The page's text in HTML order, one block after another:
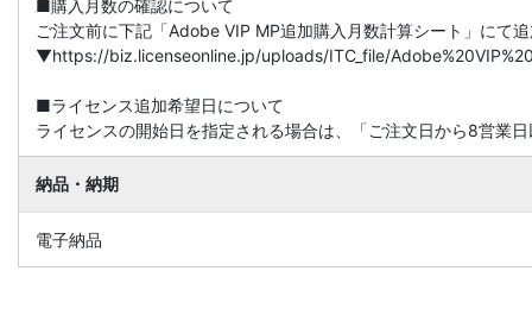
■購入月数の確認について
ご注文前に下記「Adobe VIP MP追加購入月数計算シート」にて
▼https://biz.licenseonline.jp/uploads/ITC_file/
■ライセンス追加希望日について
ライセンスの開始日を指定される場合は、「ご注文日から8営業
納品・納期
電子納品